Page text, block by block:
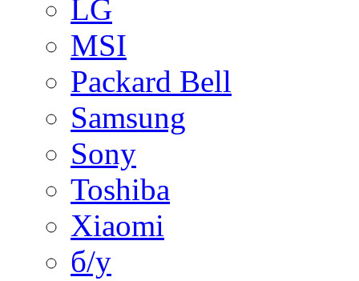
LG
MSI
Packard Bell
Samsung
Sony
Toshiba
Xiaomi
б/у